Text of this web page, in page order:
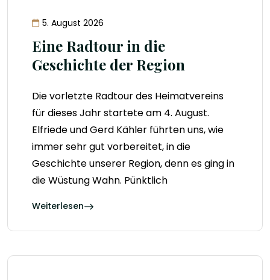
5. August 2026
Eine Radtour in die
Geschichte der Region
Die vorletzte Radtour des Heimatvereins
für dieses Jahr startete am 4. August.
Elfriede und Gerd Kähler führten uns, wie
immer sehr gut vorbereitet, in die
Geschichte unserer Region, denn es ging in
die Wüstung Wahn. Pünktlich
Weiterlesen